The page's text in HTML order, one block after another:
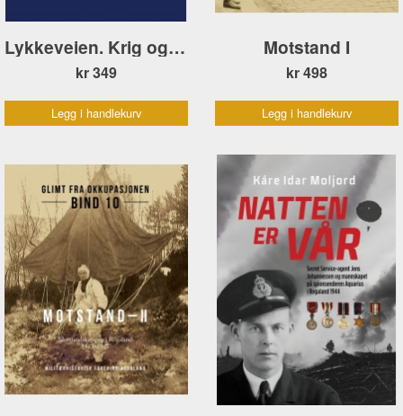
Lykkeveien. Krig og fred – barns opplevelser mai 1945
kr 349
Legg i handlekurv
Motstand I
kr 498
Legg i handlekurv